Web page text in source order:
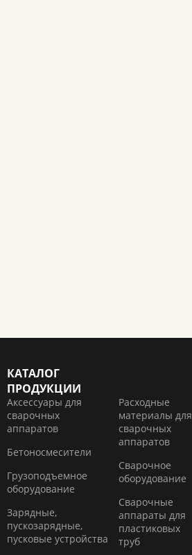
КАТАЛОГ
ПРОДУКЦИИ
Аксессуары для
сварочных
аппаратов
Бетоносмесители
Грузоподъемное
оборудование
Зарядные,
пускозарядные,
пусковые устройства
Расходные
материалы для
сварочных
аппаратов
Сварочное
оборудование
Сварочные
аппараты для
пластиковых
труб